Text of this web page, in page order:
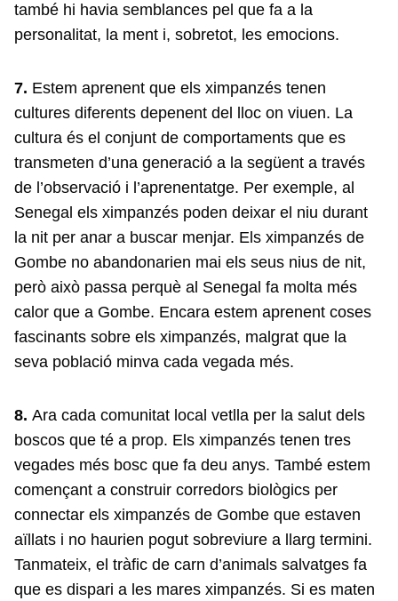
també hi havia semblances pel que fa a la
personalitat, la ment i, sobretot, les emocions.
7. Estem aprenent que els ximpanzés tenen
cultures diferents depenent del lloc on viuen. La
cultura és el conjunt de comportaments que es
transmeten d’una generació a la següent a través
de l’observació i l’aprenentatge. Per exemple, al
Senegal els ximpanzés poden deixar el niu durant
la nit per anar a buscar menjar. Els ximpanzés de
Gombe no abandonarien mai els seus nius de nit,
però això passa perquè al Senegal fa molta més
calor que a Gombe. Encara estem aprenent coses
fascinants sobre els ximpanzés, malgrat que la
seva població minva cada vegada més.
8. Ara cada comunitat local vetlla per la salut dels
boscos que té a prop. Els ximpanzés tenen tres
vegades més bosc que fa deu anys. També estem
començant a construir corredors biològics per
connectar els ximpanzés de Gombe que estaven
aïllats i no haurien pogut sobreviure a llarg termini.
Tanmateix, el tràfic de carn d’animals salvatges fa
que es dispari a les mares ximpanzés. Si es maten